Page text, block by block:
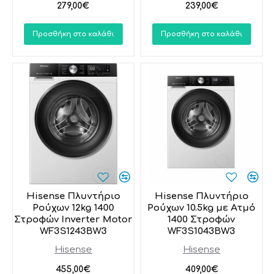
279,00€
Προσθήκη στο καλάθι
239,00€
Προσθήκη στο καλάθι
Hisense
Hisense Πλυντήριο
Ρούχων 12kg 1400
Στροφών Inverter Motor
WF3S1243BW3
455,00€
Hisense
Hisense Πλυντήριο
Ρούχων 10.5kg με Ατμό
1400 Στροφών
WF3S1043BW3
409,00€